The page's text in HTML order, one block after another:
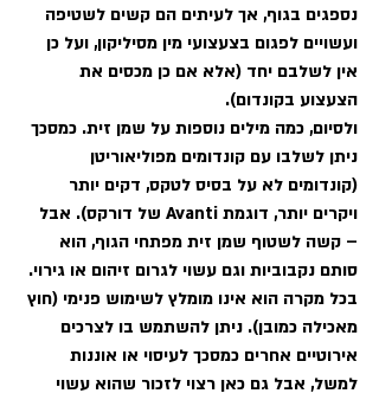
נספגים בגוף, אך לעיתים הם קשים לשטיפה
ועשויים לפגום בצעצועי מין מסיליקון, ועל כן
אין לשלבם יחד (אלא אם כן מכסים את
הצעצוע בקונדום).
ולסיום, כמה מילים נוספות על שמן זית. כמסכך
ניתן לשלבו עם קונדומים מפוליאוריטן
(קונדומים לא על בסיס לטקס, דקים יותר
ויקרים יותר, דוגמת Avanti של דורקס). אבל
– קשה לשטוף שמן זית מפתחי הגוף, הוא
סותם נקבוביות וגם עשוי לגרום זיהום או גירוי.
בכל מקרה הוא אינו מומלץ לשימוש פנימי (חוץ
מאכילה כמובן). ניתן להשתמש בו לצרכים
אירוטיים אחרים כמסכך לעיסוי או אוננות
למשל, אבל גם כאן רצוי לזכור שהוא עשוי